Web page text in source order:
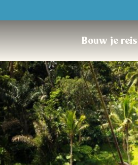
Bouw je reis